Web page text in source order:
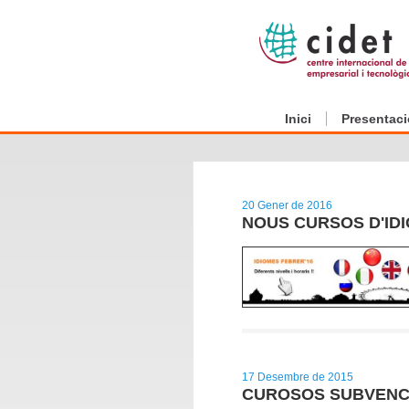
Inici
20 Gener de 2016
NOUS CURSOS
17 Desembre de 2015
CUROSOS